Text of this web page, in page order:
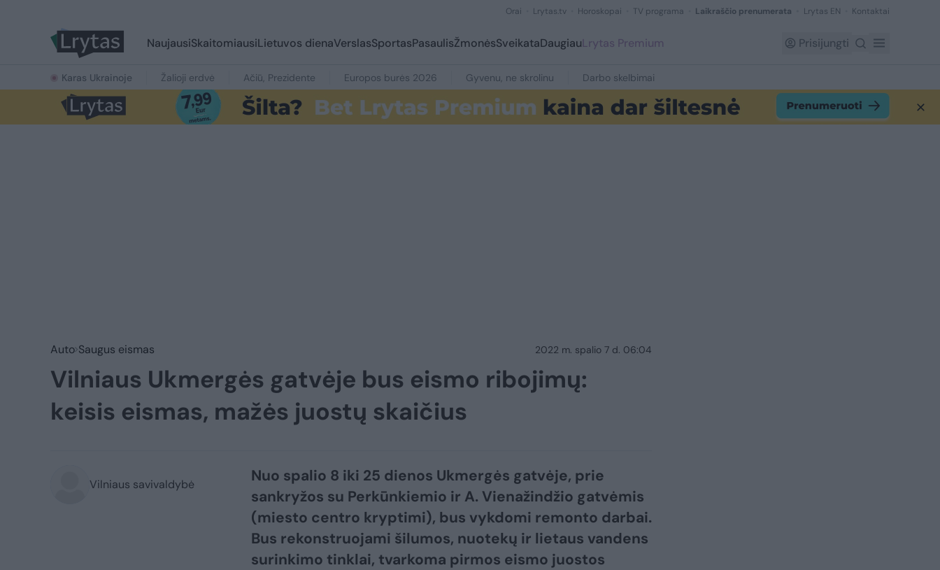
Orai Lrytas.tv Horoskopai TV programa Laikraščio prenumerata Lrytas EN Kontaktai
NaujausiSkaitomiausiLietuvos dienaVerslasSportasPasaulisŽmonėsSveikataDaugiauLrytas Premium Prisijungti
Karas Ukrainoje Žalioji erdvė Ačiū, Prezidente Europos burės 2026 Gyvenu, ne skrolinu Darbo skelbimai
Auto Saugus eismas 2022 m. spalio 7 d. 06:04
Vilniaus Ukmergės gatvėje bus eismo ribojimų:
keisis eismas, mažės juostų skaičius
Vilniaus savivaldybė
Nuo spalio 8 iki 25 dienos Ukmergės gatvėje, prie
sankryžos su Perkūnkiemio ir A. Vienažindžio gatvėmis
(miesto centro kryptimi), bus vykdomi remonto darbai.
Bus rekonstruojami šilumos, nuotekų ir lietaus vandens
surinkimo tinklai, tvarkoma pirmos eismo juostos